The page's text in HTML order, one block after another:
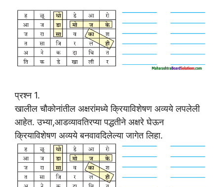
प्रश्न 1.
खालील चौकोनांतील अक्षरांमध्ये क्रियाविशेषण अव्यये लपलेली
आहेत. उभ्या,आडव्यावतिरप्या पद्धतीने अक्षरे घेऊन
क्रियाविशेषण अव्यये बनवावदिलेल्या जागेत लिहा.